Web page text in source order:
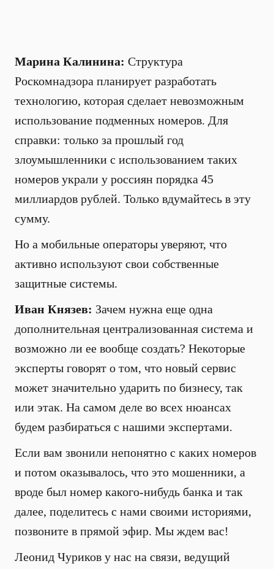
Марина Калинина: Структура
Роскомнадзора планирует разработать
технологию, которая сделает невозможным
использование подменных номеров. Для
справки: только за прошлый год
злоумышленники с использованием таких
номеров украли у россиян порядка 45
миллиардов рублей. Только вдумайтесь в эту
сумму.
Но а мобильные операторы уверяют, что
активно используют свои собственные
защитные системы.
Иван Князев: Зачем нужна еще одна
дополнительная централизованная система и
возможно ли ее вообще создать? Некоторые
эксперты говорят о том, что новый сервис
может значительно ударить по бизнесу, так
или этак. На самом деле во всех нюансах
будем разбираться с нашими экспертами.
Если вам звонили непонятно с каких номеров
и потом оказывалось, что это мошенники, а
вроде был номер какого-нибудь банка и так
далее, поделитесь с нами своими историями,
позвоните в прямой эфир. Мы ждем вас!
Леонид Чуриков у нас на связи, ведущий